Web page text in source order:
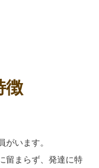
徴
います。
まらず、 発達に特